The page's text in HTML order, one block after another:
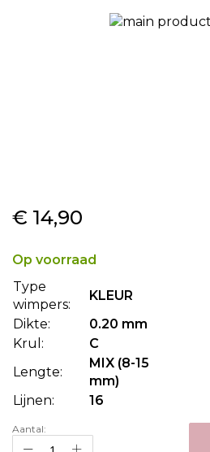
naar
begin
van
de
afbeeldingen-
gallerij
€ 14,90
Op voorraad
Type
wimpers:
KLEUR
Dikte:
0.20 mm
Krul:
C
Lengte:
MIX (8-15
mm)
Lijnen:
16
Aantal: